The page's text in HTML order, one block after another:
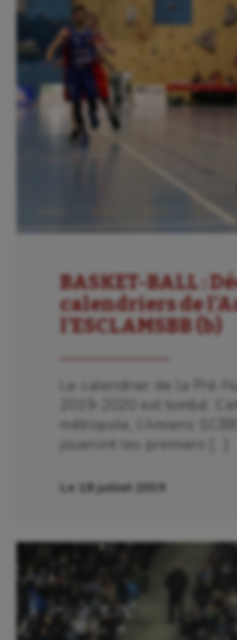
BASKET-BALL :
calendriers de
l’ESCLAMSBB (b)
Le calendrier de la Pré-
2019-2020 est tombé.
métropole, l’Amiens
joueront les premiers […]
Le 18 juillet 2019